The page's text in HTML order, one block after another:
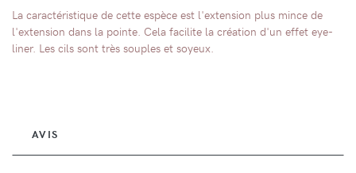
La caractéristique de cette espèce est l'extension plus mince de
l'extension dans la pointe. Cela facilite la création d'un effet eye-
liner. Les cils sont très souples et soyeux.
AVIS